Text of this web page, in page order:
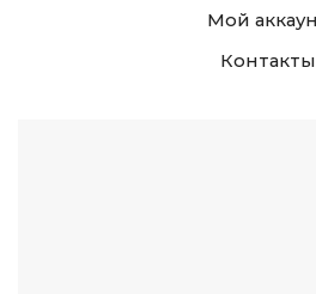
Мой
Контакты